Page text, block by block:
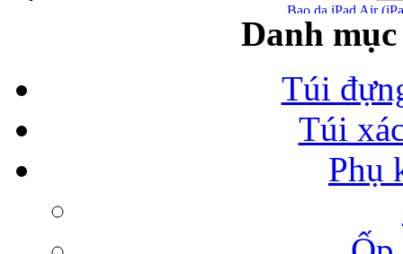
Bao da iPad Air
Bao da iPad Air
Danh
Túi
Túi
Phụ